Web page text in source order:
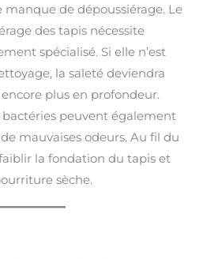
de dépoussiérage. Le
des tapis nécessite
spécialisé. Si elle n’est
la saleté deviendra
plus en profondeur.
bactéries peuvent également
mauvaises odeurs. Au fil du
la fondation du tapis et
sèche.